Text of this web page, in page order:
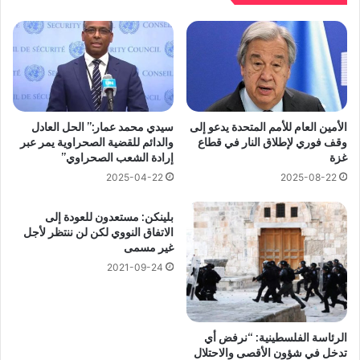
الأمين العام للأمم المتحدة يدعو إلى
وقف فوري لإطلاق النار في قطاع
غزة
2025-08-22
سيدي محمد عمار:” الحل العادل
والدائم للقضية الصحراوية يمر عبر
إرادة الشعب الصحراوي”
2025-04-22
الرئاسة الفلسطينية: “نرفض أي
تدخل في شؤون الأقصى والاحتلال
بلينكن: مستعدون للعودة إلى
الاتفاق النووي لكن لن ننتظر لأجل
غير مسمى
2021-09-24